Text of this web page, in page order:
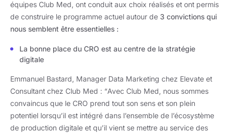
équipes Club Med, ont conduit aux choix réalisés et ont permis
de construire le programme actuel autour de 3 convictions qui
nous semblent être essentielles :
La bonne place du CRO est au centre de la stratégie
digitale
Emmanuel Bastard, Manager Data Marketing chez Elevate et
Consultant chez Club Med : “Avec Club Med, nous sommes
convaincus que le CRO prend tout son sens et son plein
potentiel lorsqu’il est intégré dans l’ensemble de l’écosystème
de production digitale et qu’il vient se mettre au service des